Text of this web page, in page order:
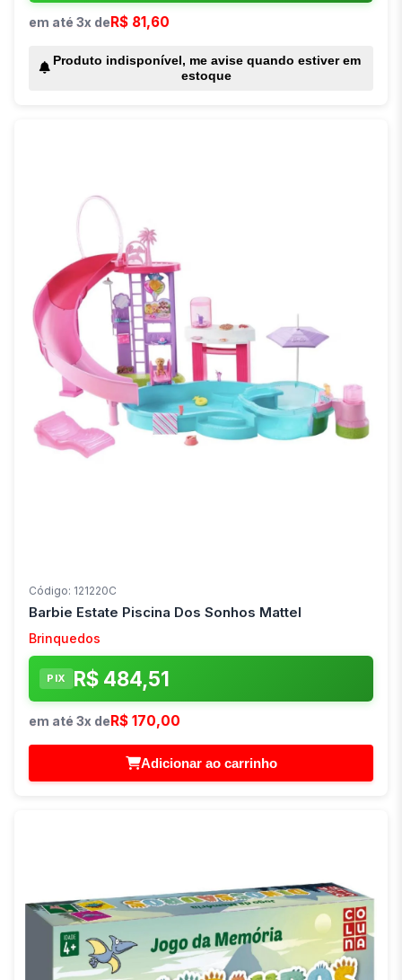
em até 3x deR$ 81,60
Produto indisponível, me avise quando estiver em
estoque
Código: 121220C
Barbie Estate Piscina Dos Sonhos Mattel
Brinquedos
PIX R$ 484,51
em até 3x deR$ 170,00
Adicionar ao carrinho